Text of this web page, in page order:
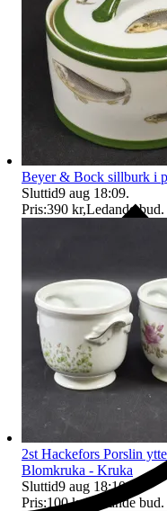
Ersättning om varan
Ersättning om du inte
Beyer & Bock sillburk i
Sluttid9 aug 18:09.
Pris:390 kr,Ledande bud.
2st Hackefors Porslin
Blomkruka - Kruka
Sluttid9 aug 18:10.
Pris:100 kr,Ledande bud.